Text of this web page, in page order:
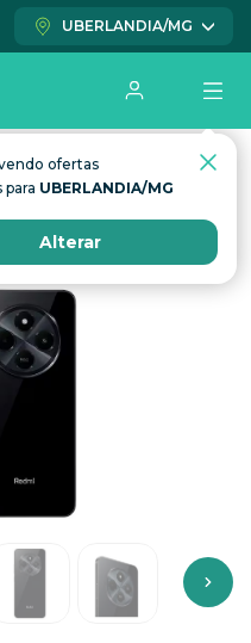
UBERLANDIA/MG
ofertas
para UBERLANDIA/MG
Alterar
14C 4G
Next